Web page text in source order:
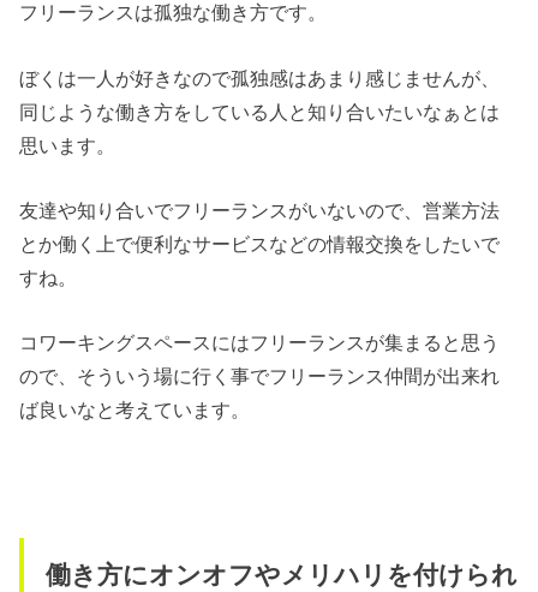
フリーランスは孤独な働き方です。
ぼくは一人が好きなので孤独感はあまり感じませんが、
同じような働き方をしている人と知り合いたいなぁとは
思います。
友達や知り合いでフリーランスがいないので、営業方法
とか働く上で便利なサービスなどの情報交換をしたいで
すね。
コワーキングスペースにはフリーランスが集まると思う
ので、そういう場に行く事でフリーランス仲間が出来れ
ば良いなと考えています。
働き方にオンオフやメリハリを付けられ